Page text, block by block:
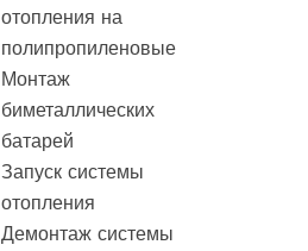
отопления на
полипропиленовые
Монтаж
биметаллических
батарей
Запуск системы
отопления
Демонтаж системы